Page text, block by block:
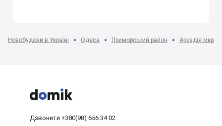
Новобудови в Україні Одеса Приморський район Аркадія мкр-н



Дзвонити +380(98) 656 34 02